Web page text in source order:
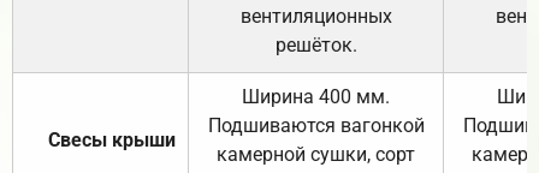
вентиляционных
решёток.
Свесы крыши
Ширина 400 мм.
Подшиваются вагонкой
камерной сушки, сорт